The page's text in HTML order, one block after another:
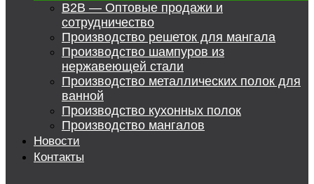
B2B — Оптовые продажи и
сотрудничество
Производство решеток для мангала
Производство шампуров из
нержавеющей стали
Производство металлических полок для
ванной
Производство кухонных полок
Производство мангалов
Новости
Контакты